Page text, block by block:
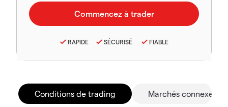
RAPIDE SÉCURISÉ FIABLE
Conditions de trading Marchés connexes